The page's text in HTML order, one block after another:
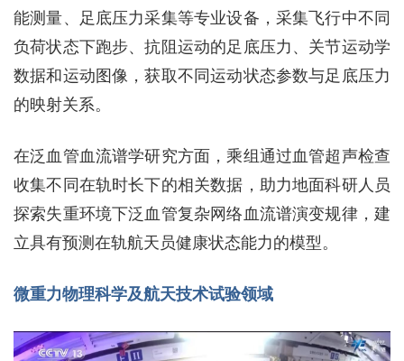
能测量、足底压力采集等专业设备，采集飞行中不同
负荷状态下跑步、抗阻运动的足底压力、关节运动学
数据和运动图像，获取不同运动状态参数与足底压力
的映射关系。
在泛血管血流谱学研究方面，乘组通过血管超声检查
收集不同在轨时长下的相关数据，助力地面科研人员
探索失重环境下泛血管复杂网络血流谱演变规律，建
立具有预测在轨航天员健康状态能力的模型。
微重力物理科学及航天技术试验领域